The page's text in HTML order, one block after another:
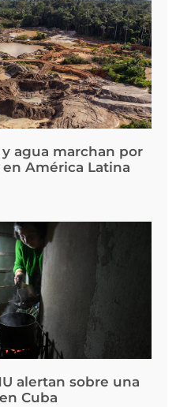
agua marchan por
América Latina
alertan sobre una
Cuba